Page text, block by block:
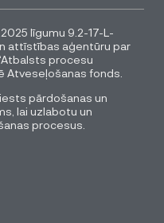
līgumu 9.2-17-L-
attīstības aģentūru par
procesu
Atveseļošanas fonds.
pārdošanas un
lai uzlabotu un
procesus.